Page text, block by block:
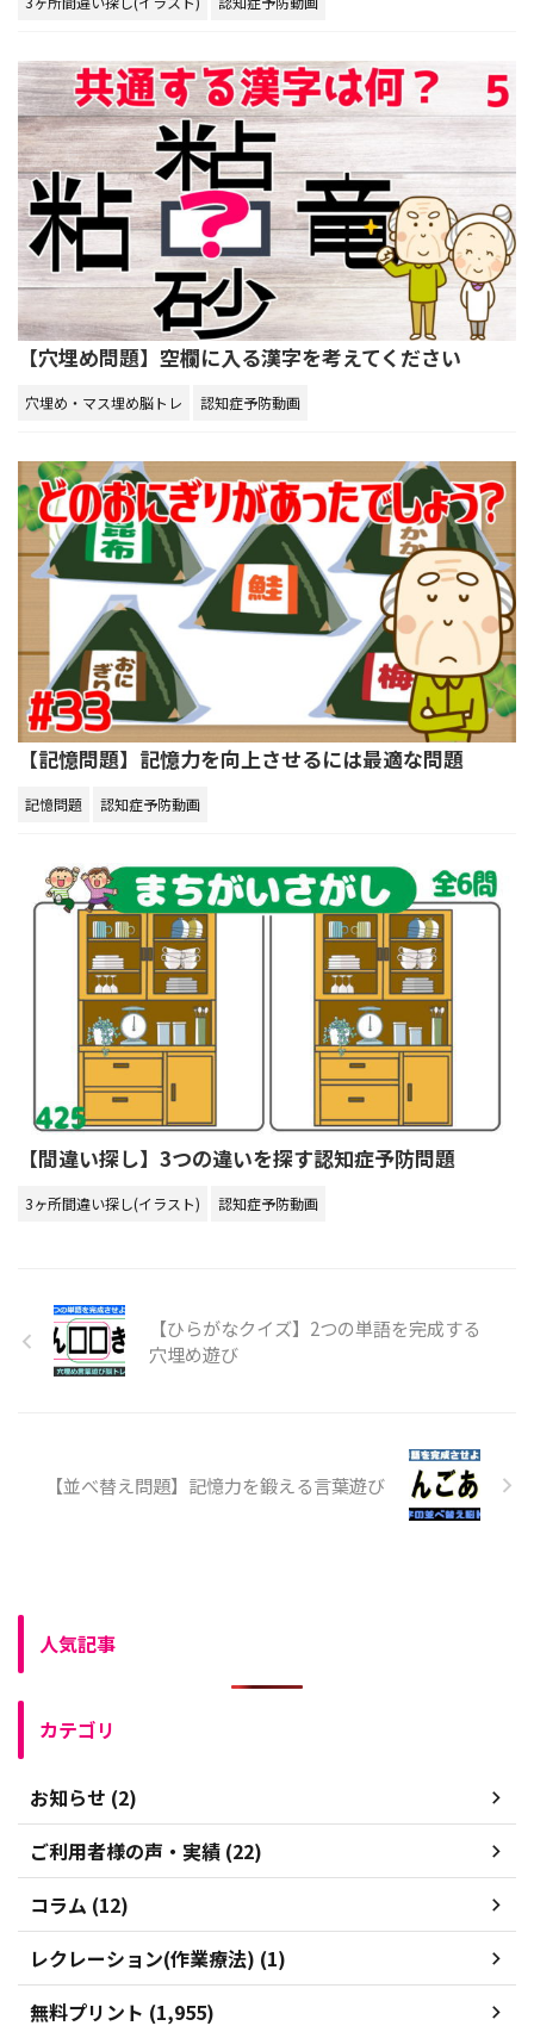
【穴埋め問題】空欄に入る漢字を考えてください
穴埋め・マス埋め脳トレ 認知症予防動画
【記憶問題】記憶力を向上させるには最適な問題
記憶問題 認知症予防動画
【間違い探し】3つの違いを探す認知症予防問題
3ヶ所間違い探し(イラスト) 認知症予防動画
【ひらがなクイズ】2つの単語を完成する
穴埋め遊び
【並べ替え問題】記憶力を鍛える言葉遊び
人気記事
カテゴリ
お知らせ (2)
ご利用者様の声・実績 (22)
コラム (12)
レクレーション(作業療法) (1)
無料プリント (1,955)